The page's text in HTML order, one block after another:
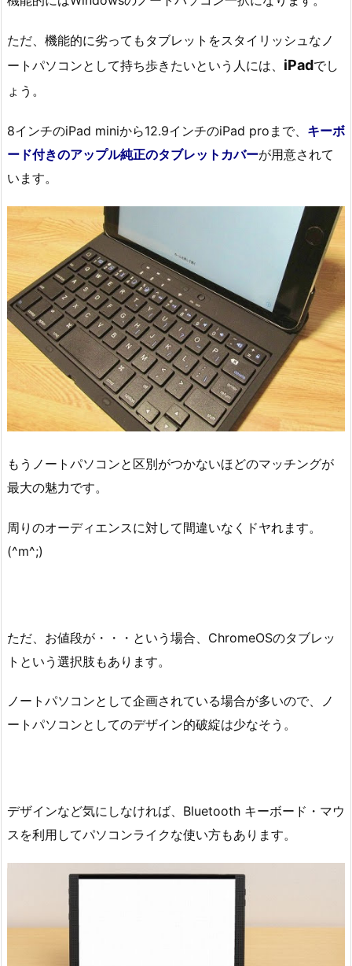
ただ、機能的に劣ってもタブレットをスタイリッシュなノ
ートパソコンとして持ち歩きたいという人には、 iPadでし
ょう。
8インチのiPad miniから12.9インチのiPad proまで、 キーボ
ード付きのアップル純正のタブレットカバーが用意されて
います。
もうノートパソコンと区別がつかないほどのマッチングが
最大の魅力です。
周りのオーディエンスに対して間違いなくドヤれます。
(^m^;)
ただ、お値段が・・・という場合、ChromeOSのタブレッ
トという選択肢もあります。
ノートパソコンとして企画されている場合が多いので、ノ
ートパソコンとしてのデザイン的破綻は少なそう。
デザインなど気にしなければ、Bluetooth キーボード・マウ
スを利用してパソコンライクな使い方もあります。